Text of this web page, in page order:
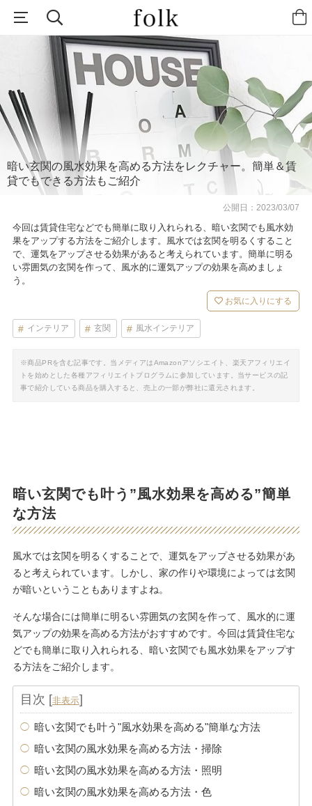
暗い玄関の風水効果を高める方法をレクチャー。簡単＆賃
貸でもできる方法もご紹介
公開日：2023/03/07
今回は賃貸住宅などでも簡単に取り入れられる、暗い玄関でも風水効
果をアップする方法をご紹介します。風水では玄関を明るくすること
で、運気をアップさせる効果があると考えられています。簡単に明る
い雰囲気の玄関を作って、風水的に運気アップの効果を高めましょ
う。
お気に入りにする
インテリア 玄関 風水インテリア
※商品PRを含む記事です。当メディアはAmazonアソシエイト、楽天アフィリエイ
トを始めとした各種アフィリエイトプログラムに参加しています。当サービスの記
事で紹介している商品を購入すると、売上の一部が弊社に還元されます。
暗い玄関でも叶う”風水効果を高める”簡単
な方法
風水では玄関を明るくすることで、運気をアップさせる効果があ
ると考えられています。しかし、家の作りや環境によっては玄関
が暗いということもありますよね。
そんな場合には簡単に明るい雰囲気の玄関を作って、風水的に運
気アップの効果を高める方法がおすすめです。今回は賃貸住宅な
どでも簡単に取り入れられる、暗い玄関でも風水効果をアップす
る方法をご紹介します。
目次 [非表示]
暗い玄関でも叶う"風水効果を高める"簡単な方法
暗い玄関の風水効果を高める方法・掃除
暗い玄関の風水効果を高める方法・照明
暗い玄関の風水効果を高める方法・色